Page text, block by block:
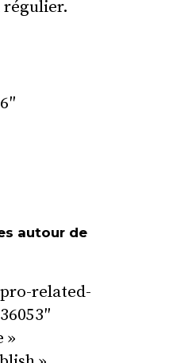
régulier.
autour de
related-
»